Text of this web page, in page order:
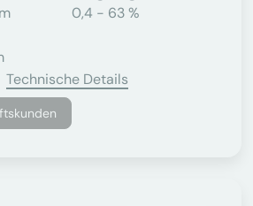
0,4 - 63 %
Technische Details